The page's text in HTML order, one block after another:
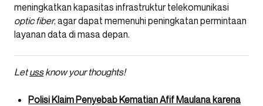
meningkatkan kapasitas infrastruktur telekomunikasi
optic fiber, agar dapat memenuhi peningkatan permintaan
layanan data di masa depan.
Letussknow your thoughts!
Polisi Klaim Penyebab Kematian Afif Maulana karena